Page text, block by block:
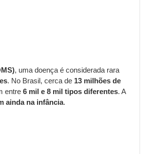
, uma doença é considerada rara
. No Brasil, cerca de 13 milhões de
entre 6 mil e 8 mil tipos diferentes. A
ainda na infância.